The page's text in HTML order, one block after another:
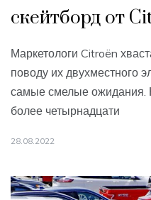
скейтборд от
Маркетологи Citroën
поводу их двухместного
самые смелые ожидания.
более четырнадцати
28.08.2022